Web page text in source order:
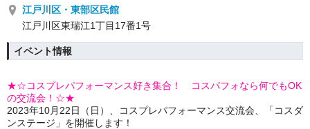
江戸川区・東部区民館
江戸川区東瑞江1丁目17番1号
イベント情報
★☆コスプレパフォーマンス好き集合！ コスパフォなら何でもOK
の交流会！☆★
2023年10月22日（日）、コスプレパフォーマンス交流会、「コスダ
ンステージ」を開催します！